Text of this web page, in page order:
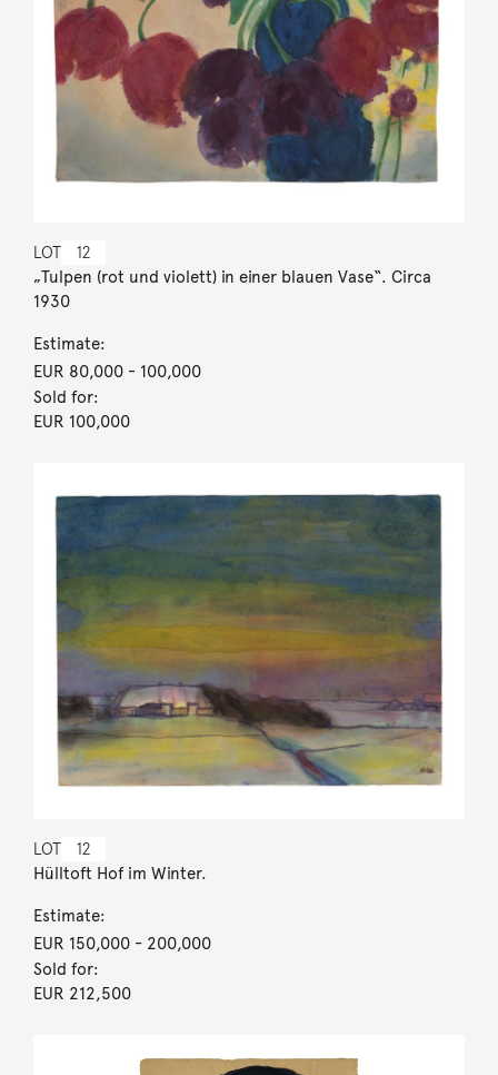
LOT 12
„Tulpen (rot und violett) in einer blauen Vase“. Circa
1930
Estimate:
EUR 80,000- 100,000
Sold for:
EUR 100,000
LOT 12
Hülltoft Hof im Winter.
Estimate:
EUR 150,000- 200,000
Sold for:
EUR 212,500